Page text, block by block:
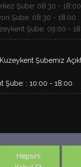
Şube: 08:30 - 18:00
Şube: 08:30 - 18:00
Şube: 09:00 -
Şubemiz
Şube: : 10:00 - 18:00
Hepsini